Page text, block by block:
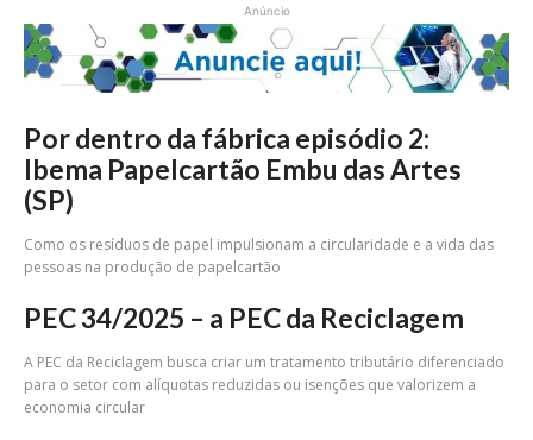
Anúncio
Por dentro da fábrica episódio 2:
Ibema Papelcartão Embu das Artes
(SP)
Como os resíduos de papel impulsionam a circularidade e a vida das
pessoas na produção de papelcartão
PEC 34/2025 – a PEC da Reciclagem
A PEC da Reciclagem busca criar um tratamento tributário diferenciado
para o setor com alíquotas reduzidas ou isenções que valorizem a
economia circular